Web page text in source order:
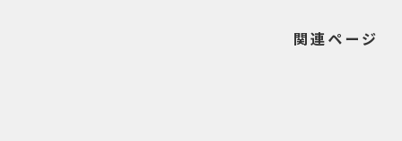
関連ページ